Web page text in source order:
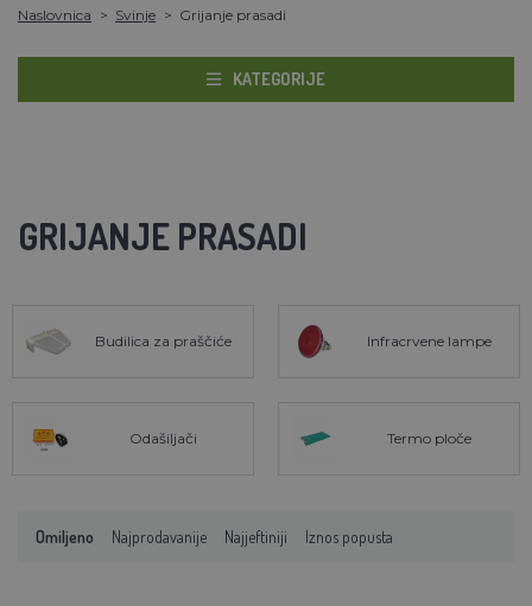
Naslovnica Svinje Grijanje prasadi
KATEGORIJE
GRIJANJE PRASADI
Budilica za praščiće Infracrvene lampe
Odašiljači Termo ploče
Omiljeno Najprodavanije Najjeftiniji Iznos popusta